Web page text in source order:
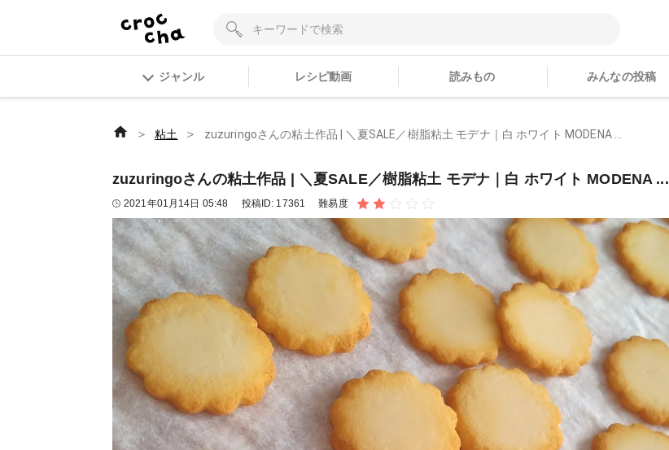
ジャンル レシピ動画 読みもの みんなの投稿
＞ 粘土 ＞ zuzuringoさんの粘土作品 | ＼夏SALE／樹脂粘土 モデナ｜白 ホワイト MODENA ...
zuzuringoさんの粘土作品 | ＼夏SALE／樹脂粘土 モデナ｜白 ホワイト MODENA ...
2021年01月14日 05:48 投稿ID: 17361 難易度